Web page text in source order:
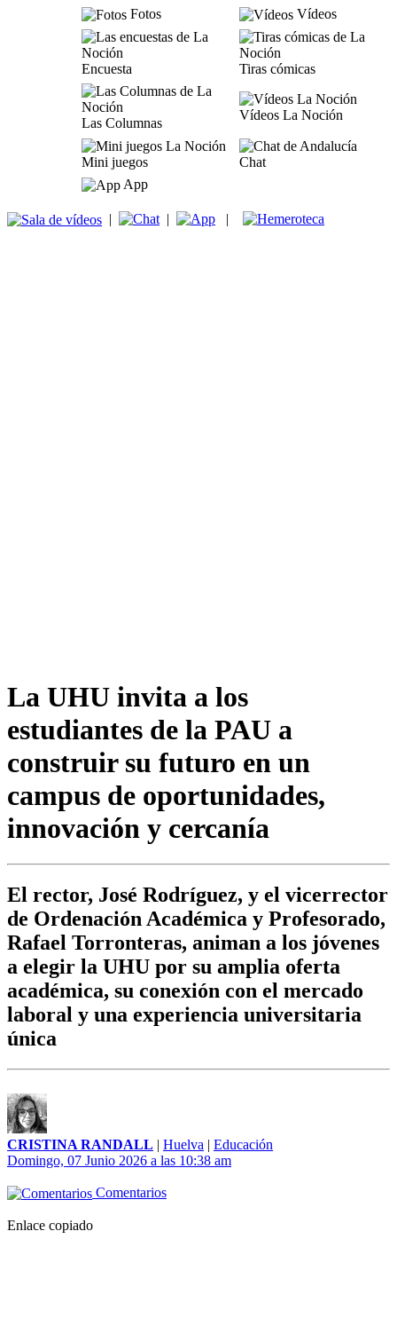
Fotos
Vídeos
Encuesta Tiras cómicas
Las Columnas
Vídeos La Noción
Mini juegos
Chat
App
| | |
La UHU invita a los
estudiantes de la PAU a
construir su futuro en un
campus de oportunidades,
innovación y cercanía
El rector, José Rodríguez, y el vicerrector
de Ordenación Académica y Profesorado,
Rafael Torronteras, animan a los jóvenes
a elegir la UHU por su amplia oferta
académica, su conexión con el mercado
laboral y una experiencia universitaria
única
CRISTINA RANDALL | Huelva | Educación
Domingo, 07 Junio 2026 a las 10:38 am
Comentarios
Enlace copiado